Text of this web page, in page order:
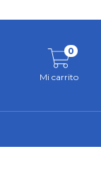
Mi carrito
0